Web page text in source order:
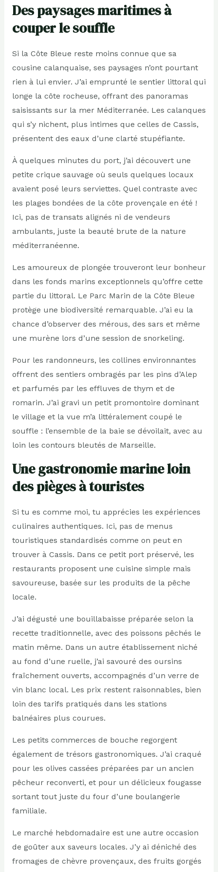
Des paysages maritimes à
couper le souffle
Si la Côte Bleue reste moins connue que sa
cousine calanquaise, ses paysages n’ont pourtant
rien à lui envier. J’ai emprunté le sentier littoral qui
longe la côte rocheuse, offrant des panoramas
saisissants sur la mer Méditerranée. Les calanques
qui s’y nichent, plus intimes que celles de Cassis,
présentent des eaux d’une clarté stupéfiante.
À quelques minutes du port, j’ai découvert une
petite crique sauvage où seuls quelques locaux
avaient posé leurs serviettes. Quel contraste avec
les plages bondées de la côte provençale en été !
Ici, pas de transats alignés ni de vendeurs
ambulants, juste la beauté brute de la nature
méditerranéenne.
Les amoureux de plongée trouveront leur bonheur
dans les fonds marins exceptionnels qu’offre cette
partie du littoral. Le Parc Marin de la Côte Bleue
protège une biodiversité remarquable. J’ai eu la
chance d’observer des mérous, des sars et même
une murène lors d’une session de snorkeling.
Pour les randonneurs, les collines environnantes
offrent des sentiers ombragés par les pins d’Alep
et parfumés par les effluves de thym et de
romarin. J’ai gravi un petit promontoire dominant
le village et la vue m’a littéralement coupé le
souffle : l’ensemble de la baie se dévoilait, avec au
loin les contours bleutés de Marseille.
Une gastronomie marine loin
des pièges à touristes
Si tu es comme moi, tu apprécies les expériences
culinaires authentiques. Ici, pas de menus
touristiques standardisés comme on peut en
trouver à Cassis. Dans ce petit port préservé, les
restaurants proposent une cuisine simple mais
savoureuse, basée sur les produits de la pêche
locale.
J’ai dégusté une bouillabaisse préparée selon la
recette traditionnelle, avec des poissons pêchés le
matin même. Dans un autre établissement niché
au fond d’une ruelle, j’ai savouré des oursins
fraîchement ouverts, accompagnés d’un verre de
vin blanc local. Les prix restent raisonnables, bien
loin des tarifs pratiqués dans les stations
balnéaires plus courues.
Les petits commerces de bouche regorgent
également de trésors gastronomiques. J’ai craqué
pour les olives cassées préparées par un ancien
pêcheur reconverti, et pour un délicieux fougasse
sortant tout juste du four d’une boulangerie
familiale.
Le marché hebdomadaire est une autre occasion
de goûter aux saveurs locales. J’y ai déniché des
fromages de chèvre provençaux, des fruits gorgés